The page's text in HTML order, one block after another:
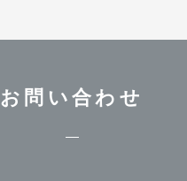
お問い合わせ